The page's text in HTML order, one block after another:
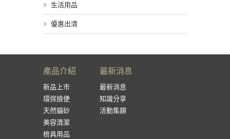
生活用品
優惠出清
產品介紹
新品上市
環保撿便
天然貓砂
美容清潔
梳具用品
最新消息
最新消息
知識分享
活動集錦